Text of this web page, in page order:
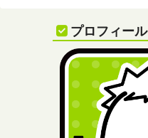
プロフィール